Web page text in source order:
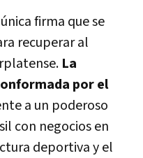
firma que se
recuperar al
La
por el
a un poderoso
con negocios en
deportiva y el